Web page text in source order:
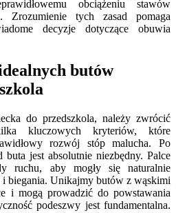
obciążeniu stawów
Zrozumienie tych zasad pomaga
decyzje dotyczące obuwia
butów
do przedszkola, należy zwrócić
kluczowych kryteriów, które
rozwój stóp malucha. Po
buta jest absolutnie niezbędny. Palce
ruchu, aby mogły się naturalnie
i biegania. Unikajmy butów z wąskimi
i mogą prowadzić do powstawania
podeszwy jest fundamentalna.